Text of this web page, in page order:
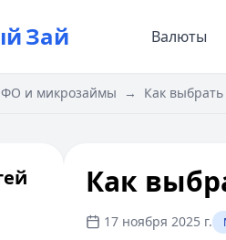
Зай Валюты
и микрозаймы → Как
Как
17 ноября 2025 г.